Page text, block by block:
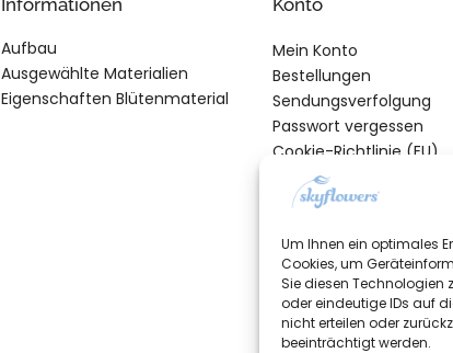
Um Ihnen ein optimales
Cookies, um
Sie diesen Technologien
oder eindeutige IDs auf
nicht erteilen oder
beeinträchtigt werden.
Aufbau
Ausgewählte Materialien
Eigenschaften Blütenmaterial
Mein Konto
Bestellungen
Sendungsverfolgung
Passwort vergessen
Cookie-Richtlinie (EU)